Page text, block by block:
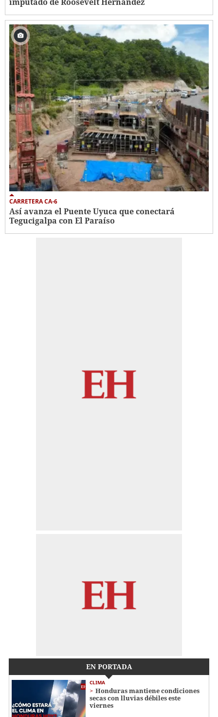
CARRETERA CA-6
Así avanza el Puente Uyuca que conectará
Tegucigalpa con El Paraíso
EN PORTADA
CLIMA
Honduras mantiene condiciones
secas con lluvias débiles este
viernes